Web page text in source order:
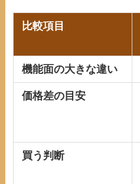
比較項目
機能面の大きな違い
価格差の目安
買う判断